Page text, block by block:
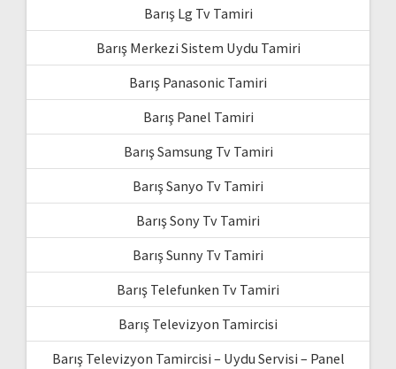
Barış Lg Tv Tamiri
Barış Merkezi Sistem Uydu Tamiri
Barış Panasonic Tamiri
Barış Panel Tamiri
Barış Samsung Tv Tamiri
Barış Sanyo Tv Tamiri
Barış Sony Tv Tamiri
Barış Sunny Tv Tamiri
Barış Telefunken Tv Tamiri
Barış Televizyon Tamircisi
Barış Televizyon Tamircisi – Uydu Servisi – Panel